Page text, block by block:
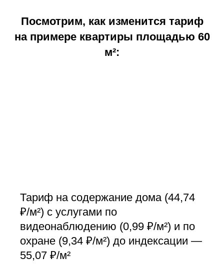
Посмотрим, как изменится тариф
на примере квартиры площадью 60
м²:
Тариф на содержание дома (44,74
₽/м²) с услугами по
видеонаблюдению (0,99 ₽/м²) и по
охране (9,34 ₽/м²) до индексации —
55,07 ₽/м²